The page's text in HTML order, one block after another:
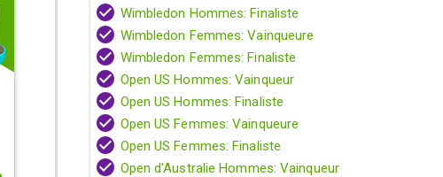
Wimbledon Hommes: Finaliste
Wimbledon Femmes: Vainqueure
Wimbledon Femmes: Finaliste
Open US Hommes: Vainqueur
Open US Hommes: Finaliste
Open US Femmes: Vainqueure
Open US Femmes: Finaliste
Open d'Australie Hommes: Vainqueur